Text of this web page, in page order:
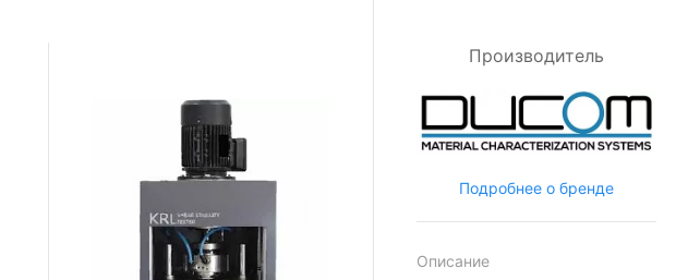
Производитель
Подробнее о бренде
Описание